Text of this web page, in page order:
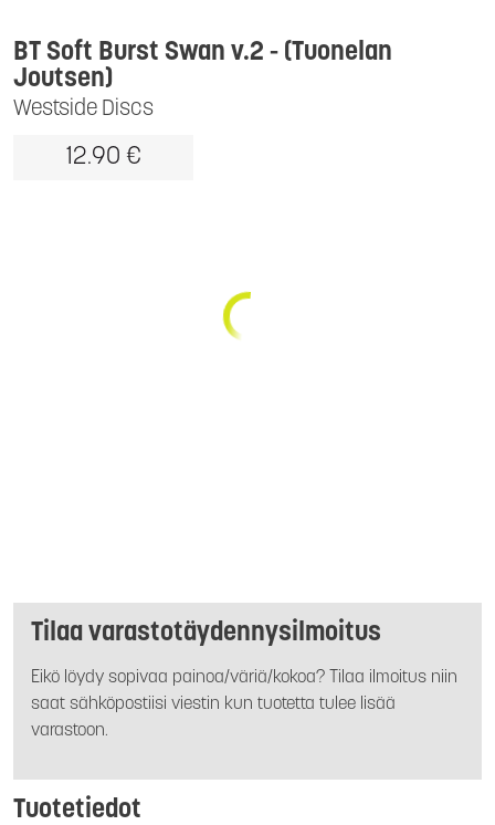
Westside Discs
BT Soft Burst Swan v.2 - (Tuonelan
Joutsen)
12.90 €
Tilaa varastotäydennysilmoitus
Eikö löydy sopivaa painoa/väriä/kokoa? Tilaa ilmoitus niin
saat sähköpostiisi viestin kun tuotetta tulee lisää
varastoon.
Tuotetiedot